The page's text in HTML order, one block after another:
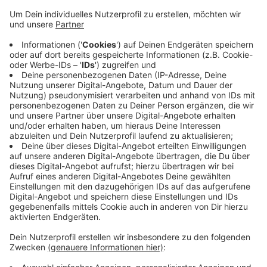
Anzeige
Wie in den Vorjahren könnt ihr euch für drei
verschiedene Distanzen anmelden: 5, 10 oder die 21
Kilometer. Die 24. Auflage des Halbmarathons findet
am 14. Juni statt. Der Sportpark rät, nicht zu lange mit
der Anmeldung zu warten. Am ersten Tag der
Anmeldephase seien schon 400 von insgesamt 6.000
Plätzen gebucht worden.Hier könnt ihr euch
anmelden.
Anzeige